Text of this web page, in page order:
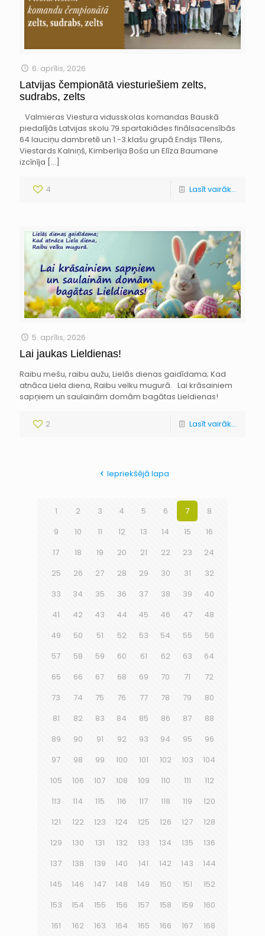
6. aprīlis, 2026
Latvijas čempionātā viesturiešiem zelts,
sudrabs, zelts
Valmieras Viestura vidusskolas komandas Bauskā
piedalījās Latvijas skolu 79.spartakiādes finālsacensībās
64 lauciņu dambretē un 1.-3.klašu grupā Endijs Tīlens,
Viestards Kalniņš, Kimberlija Boša un Elīza Baumane
izcīnīja […]
4 Lasīt vairāk...
5. aprīlis, 2026
Lai jaukas Lieldienas!
Raibu mešu, raibu aužu, Lielās dienas gaidīdama; Kad
atnāca Liela diena, Raibu velku mugurā. Lai krāsainiem
sapņiem un saulainām domām bagātas Lieldienas!
2 Lasīt vairāk...
Iepriekšējā lapa
1 2 3 4 5 6 7
8
9
10 11 12 13 14 15
16
17
18 19 20 21 22 23
24
25
26 27 28 29 30 31
32
33
34 35 36 37 38 39
40
41
42 43 44 45 46 47
48
49
50 51 52 53 54 55
56
57
58 59 60 61 62 63
64
65
66 67 68 69 70 71
72
73
74 75 76 77 78 79
80
81
82 83 84 85 86 87
88
89
90 91 92 93 94 95
96
97
98 99 100 101 102 103
104
105
106 107 108 109 110 111
112
113
114 115 116 117 118 119
120
121
122 123 124 125 126 127
128
129
130 131 132 133 134 135
136
137
138 139 140 141 142 143
144
145
146 147 148 149 150 151
152
153
154 155 156 157 158 159
160
161
162 163 164 165 166 167
168